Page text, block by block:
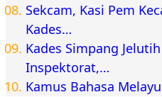
Sekcam, Kasi Pem
Kades…
Kades Simpang
Inspektorat,…
Kamus Bahasa